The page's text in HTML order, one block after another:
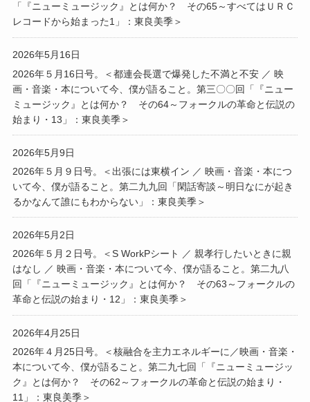
「『ニューミュージック』とは何か？ その65～すべてはＵＲＣ
レコードから始まった1」：東良美季＞
2026年5月16日
2026年５月16日号。＜都連会長選で爆発した不満と不安 ／ 映
画・音楽・本について今、僕が語ること。第三〇〇回「『ニュー
ミュージック』とは何か？ その64～フォークルの革命と伝説の
始まり・13」：東良美季＞
2026年5月9日
2026年５月９日号。＜出張には東横イン ／ 映画・音楽・本につ
いて今、僕が語ること。第二九九回「閑話寄談～明日なにが起き
るかなんて誰にもわからない」：東良美季＞
2026年5月2日
2026年５月２日号。＜S WorkPシート ／ 親孝行したいときに親
はなし ／ 映画・音楽・本について今、僕が語ること。第二九八
回「『ニューミュージック』とは何か？ その63～フォークルの
革命と伝説の始まり・12」：東良美季＞
2026年4月25日
2026年４月25日号。＜核融合を主力エネルギーに／映画・音楽・
本について今、僕が語ること。第二九七回「『ニューミュージッ
ク』とは何か？ その62～フォークルの革命と伝説の始まり・
11」：東良美季＞